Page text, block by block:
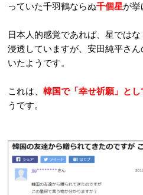
っていた千羽鶴ならぬ千個星が挙
日本人的感覚であれば、星では
浸透していますが、安田純平さ
いたようです。
これは、 韓国で「幸せ祈願」と
うです。